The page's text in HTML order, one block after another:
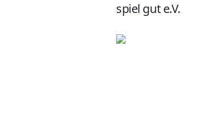
spiel gut e.V.